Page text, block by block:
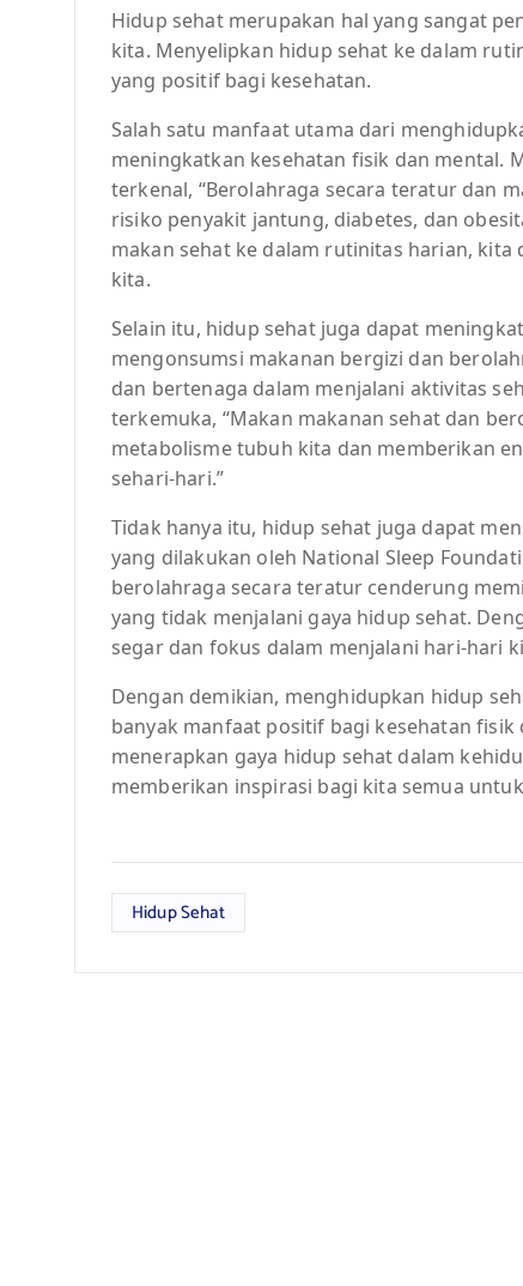
Hidup sehat merupakan hal yang sangat
kita. Menyelipkan hidup sehat ke dalam
yang positif bagi kesehatan.
Salah satu manfaat utama dari
meningkatkan kesehatan fisik dan mental.
terkenal, “Berolahraga secara teratur dan
risiko penyakit jantung, diabetes, dan
makan sehat ke dalam rutinitas harian,
kita.
Selain itu, hidup sehat juga dapat
mengonsumsi makanan bergizi dan
dan bertenaga dalam menjalani aktivitas
terkemuka, “Makan makanan sehat dan
metabolisme tubuh kita dan memberikan
sehari-hari.”
Tidak hanya itu, hidup sehat juga dapat
yang dilakukan oleh National Sleep
berolahraga secara teratur cenderung
yang tidak menjalani gaya hidup sehat.
segar dan fokus dalam menjalani hari-hari
Dengan demikian, menghidupkan hidup
banyak manfaat positif bagi kesehatan
menerapkan gaya hidup sehat dalam
memberikan inspirasi bagi kita semua
Hidup Sehat